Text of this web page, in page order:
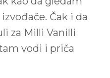
Čak i da
za Milli Vanilli
vodi i priča